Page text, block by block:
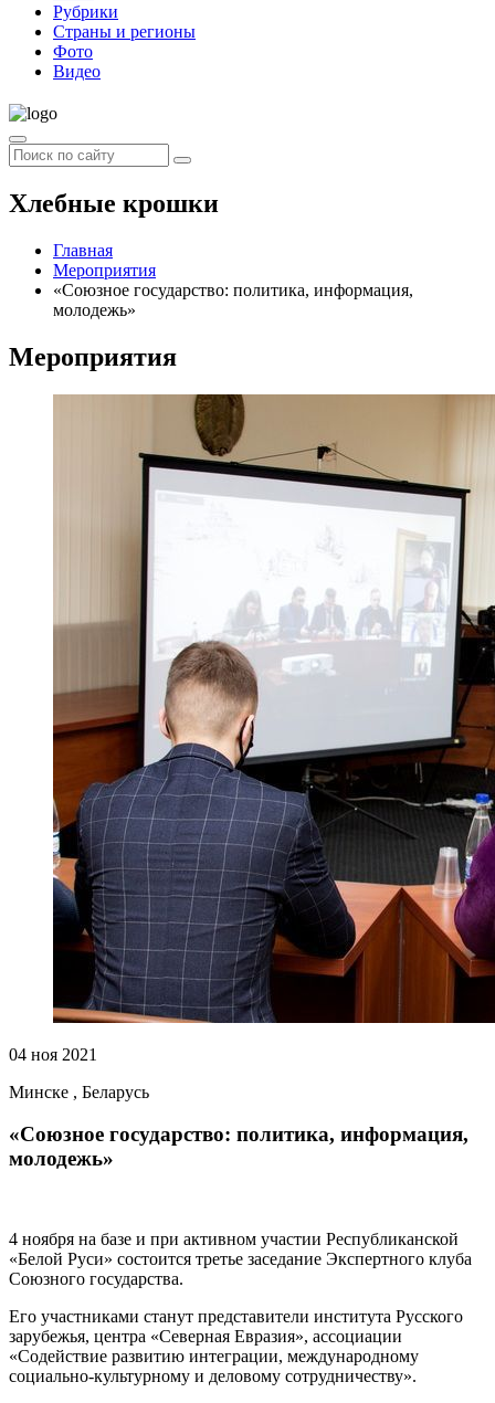
Рубрики
Страны и регионы
Фото
Видео
Хлебные крошки
Главная
Мероприятия
«Союзное государство: политика, информация,
молодежь»
Мероприятия
04 ноя 2021
Минске , Беларусь
«Союзное государство: политика, информация,
молодежь»
4 ноября на базе и при активном участии Республиканской
«Белой Руси» состоится третье заседание Экспертного клуба
Союзного государства.
Его участниками станут представители института Русского
зарубежья, центра «Северная Евразия», ассоциации
«Содействие развитию интеграции, международному
социально-культурному и деловому сотрудничеству».